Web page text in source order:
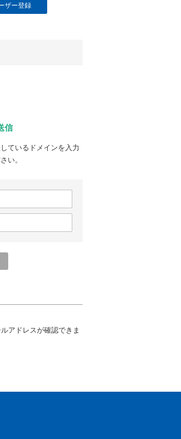
ザー登録
信
ているドメインを入力
い。
アドレスが確認できま